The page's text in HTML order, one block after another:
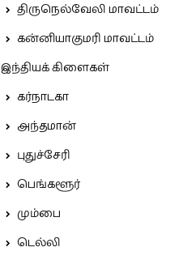
திருநெல்வேலி மாவட்டம்
கன்னியாகுமரி மாவட்டம்
இந்தியக் கிளைகள்
கர்நாடகா
அந்தமான்
புதுச்சேரி
பெங்களூர்
மும்பை
டெல்லி